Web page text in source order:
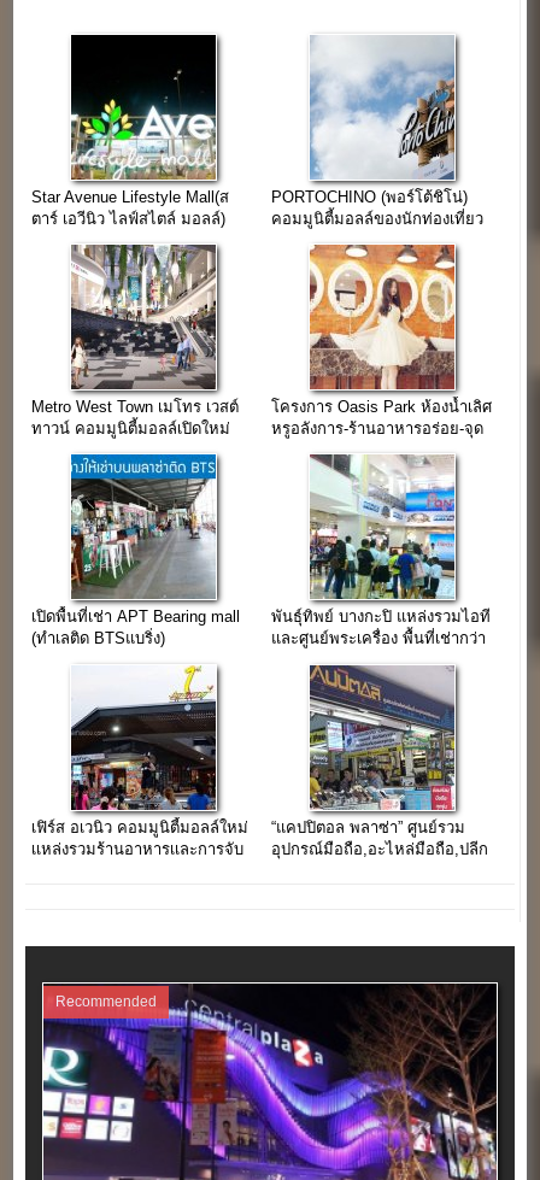
Star Avenue Lifestyle Mall(ส
ตาร์ เอวีนิว ไลฟ์สไตล์ มอลล์)
PORTOCHINO (พอร์โต้ชิโน่)
คอมมูนิตี้มอลล์ของนักท่องเที่ยว
Metro West Town เมโทร เวสต์
ทาวน์ คอมมูนิตี้มอลล์เปิดใหม่
โครงการ Oasis Park ห้องน้ำเลิศ
หรูอลังการ-ร้านอาหารอร่อย-จุด
เปิดพื้นที่เช่า APT Bearing mall
(ทำเลติด BTSแบริ่ง)
พันธุ์ทิพย์ บางกะปิ แหล่งรวมไอที
และศูนย์พระเครื่อง พื้นที่เช่ากว่า
เฟิร์ส อเวนิว คอมมูนิตี้มอลล์ใหม่
เเหล่งรวมร้านอาหารเเละการจับ
“แคปปิตอล พลาซ่า” ศูนย์รวม
อุปกรณ์มือถือ,อะไหล่มือถือ,ปลีก
Recommended